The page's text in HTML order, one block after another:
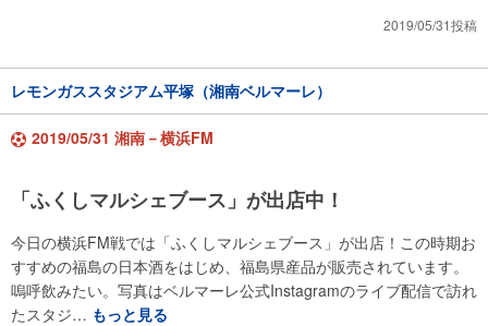
2019/05/31投稿
レモンガススタジアム平塚（湘南ベルマーレ）
2019/05/31 湘南－横浜FM
「ふくしマルシェブース」が出店中！
今日の横浜FM戦では「ふくしマルシェブース」が出店！この時期お
すすめの福島の日本酒をはじめ、福島県産品が販売されています。
嗚呼飲みたい。写真はベルマーレ公式Instagramのライブ配信で訪れ
たスタジ… もっと見る